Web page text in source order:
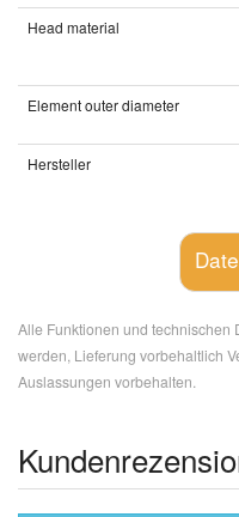
Head material
Element outer diameter
Hersteller
Alle Funktionen und
werden, Lieferung vorbehaltlich
Auslassungen vorbehalten.